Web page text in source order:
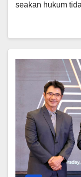
seakan hukum